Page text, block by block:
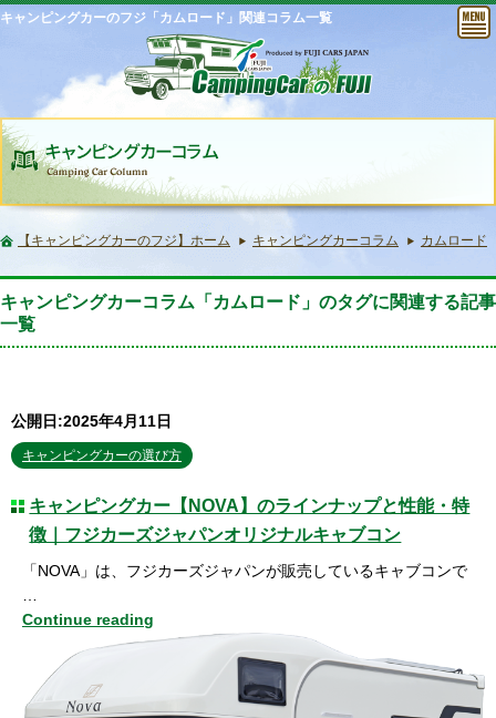
キャンピングカーのフジ「カムロード」関連コラム一覧
【キャンピングカーのフジ】ホーム キャンピングカーコラム カムロード
キャンピングカーコラム「カムロード」のタグに関連する記事
一覧
公開日:2025年4月11日
キャンピングカーの選び方
キャンピングカー【NOVA】のラインナップと性能・特
徴｜フジカーズジャパンオリジナルキャブコン
「NOVA」は、フジカーズジャパンが販売しているキャブコンで
Continue reading